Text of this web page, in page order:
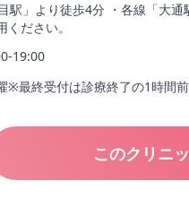
駅」より徒歩4分 ・各線「大
ださい。
19:00
※最終受付は診療終了の1時間
このクリニ